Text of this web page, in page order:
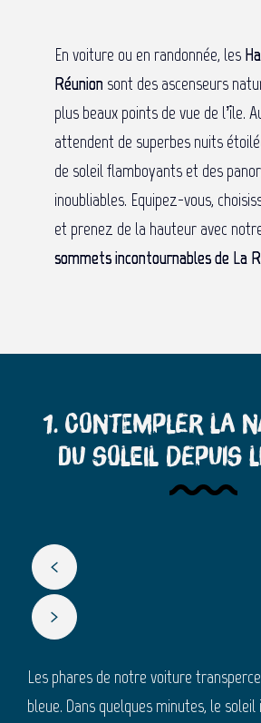
En voiture ou en randonnée, les
Réunion sont des ascenseurs
plus beaux points de vue de l’île.
attendent de superbes nuits
de soleil flamboyants et des
inoubliables. Equipez-vous,
et prenez de la hauteur avec
sommets incontournables de La
1. Contempler la
du soleil depuis
Les phares de notre voiture
bleue. Dans quelques minutes, le soleil